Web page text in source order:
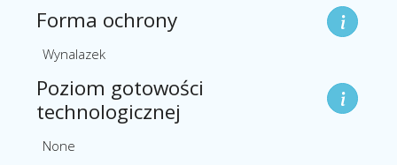
Forma ochrony
Wynalazek
Poziom gotowości
technologicznej
None